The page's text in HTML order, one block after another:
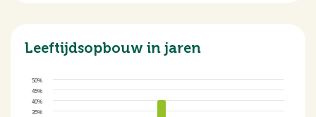
Leeftijdsopbouw in jaren
35%
40%
45%
50%